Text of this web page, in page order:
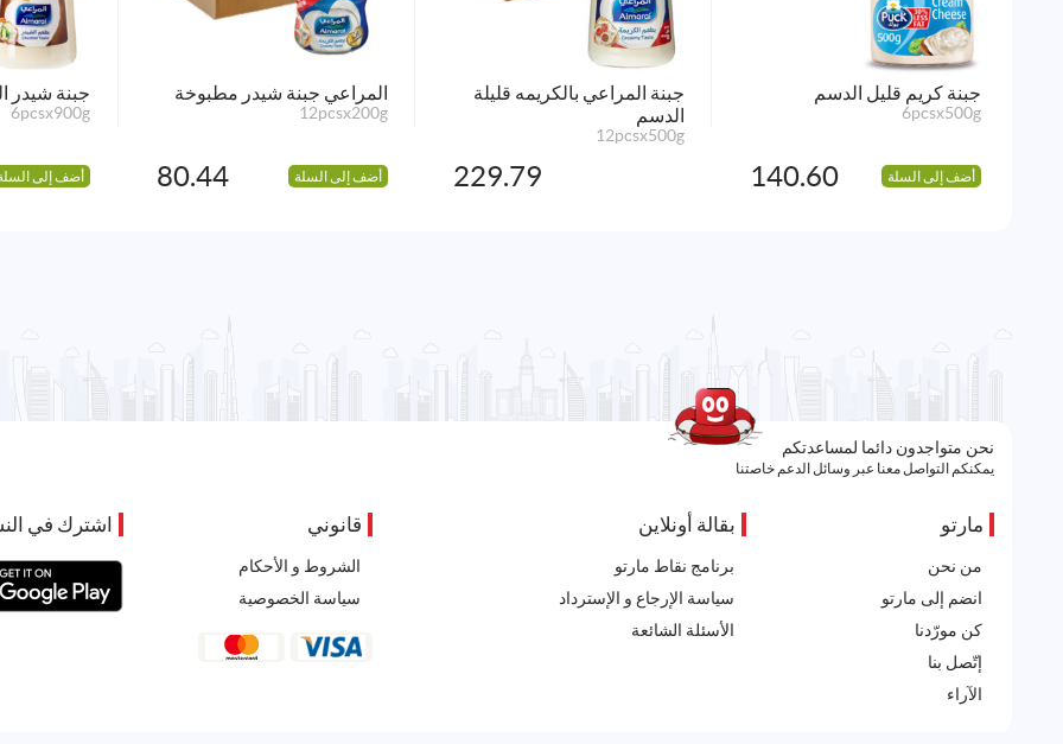
جبنة كريم قليل الدسم
6pcsx500g
أضف إلى السلة 140.60
جبنة المراعي بالكريمه قليلة
الدسم
12pcsx500g
229.79
المراعي جبنة شيدر مطبوخة
12pcsx200g
أضف إلى السلة 80.44
جبنة شيدر
6pcsx900g
أضف إلى
نحن متواجدون دائما لمساعدتكم
يمكنكم التواصل معنا عبر وسائل الدعم خاصتنا
مارتو
من نحن
انضم إلى مارتو
كن مورّدنا
إتّصل بنا
الآراء
بقالة أونلاين
برنامج نقاط مارتو
سياسة الإرجاع و الإسترداد
الأسئلة الشائعة
قانوني
الشروط و الأحكام
سياسة الخصوصية
اشترك في